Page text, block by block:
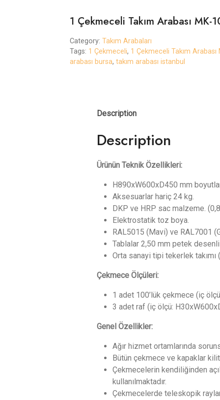
1 Çekmeceli Takım Arabası MK-
Category: Takım Arabaları
Tags: 1 Çekmeceli, 1 Çekmeceli Takım Arabası
arabası bursa, takım arabası istanbul
Description
Description
Ürünün Teknik Özellikleri:
H890xW600xD450 mm
Aksesuarlar hariç 24 kg.
DKP ve HRP sac malzeme.
Elektrostatik toz boya.
RAL5015 (Mavi) ve RAL7001
Tablalar 2,50 mm petek desenli
Orta sanayi tipi tekerlek
Çekmece Ölçüleri:
1 adet 100’lük çekmece (iç
3 adet raf (iç ölçü:
Genel Özellikler:
Ağır hizmet ortamlarında
Bütün çekmece ve kapaklar
Çekmecelerin kendiliğinden
kullanılmaktadır.
Çekmecelerde teleskopik raylar